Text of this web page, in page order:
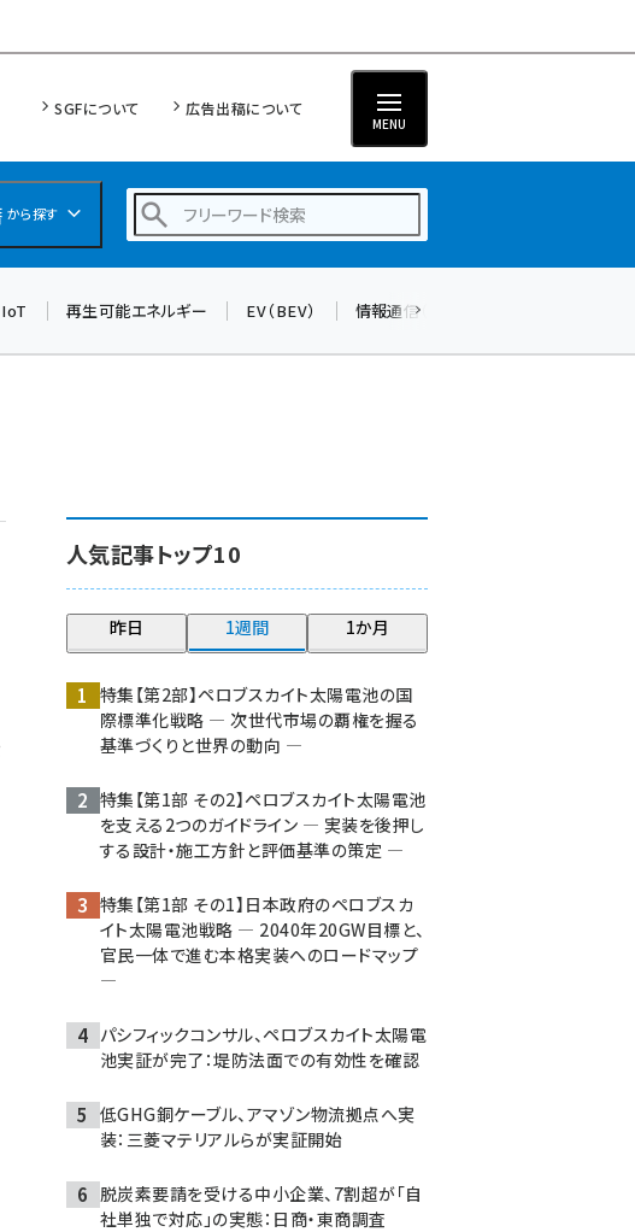
SGFについて 広告出稿について
MENU
から探す
ngn (272)
大串 (216)
aitras (180)
タンデム (145)
IoT 再生可能エネルギー EV（BEV） 情報通信（ICT）
人気記事トップ10
昨日 1週間 1か月
特集【第2部】ペロブスカイト太陽電池の国
際標準化戦略 ― 次世代市場の覇権を握る
基準づくりと世界の動向 ―
特集【第1部 その2】ペロブスカイト太陽電池
を支える2つのガイドライン ― 実装を後押し
する設計・施工方針と評価基準の策定 ―
特集【第1部 その1】日本政府のペロブスカ
イト太陽電池戦略 ― 2040年20GW目標と、
官民一体で進む本格実装へのロードマップ
―
パシフィックコンサル、ペロブスカイト太陽電
池実証が完了：堤防法面での有効性を確認
低GHG銅ケーブル、アマゾン物流拠点へ実
装：三菱マテリアルらが実証開始
脱炭素要請を受ける中小企業、7割超が「自
社単独で対応」の実態：日商・東商調査